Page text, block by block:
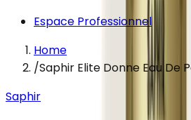
Espace Professionnel
Home
/Saphir Elite Donne Eau De
Saphir